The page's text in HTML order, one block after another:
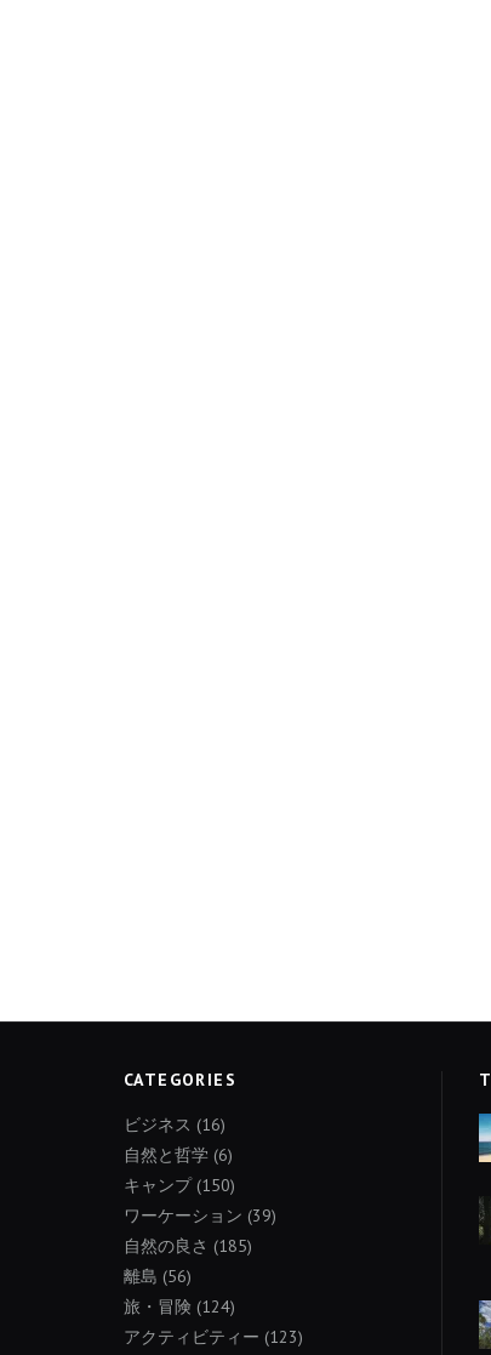
CATEGORIES
ビジネス (16)
自然と哲学 (6)
キャンプ(150)
ワーケーション (39)
自然の良さ (185)
離島 (56)
旅・冒険 (124)
アクティビティー (123)